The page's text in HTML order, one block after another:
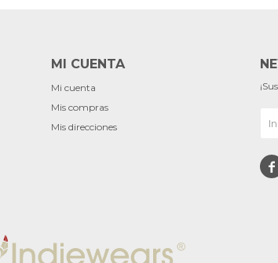
MI CUENTA
Mi cuenta
Mis compras
Mis direcciones
